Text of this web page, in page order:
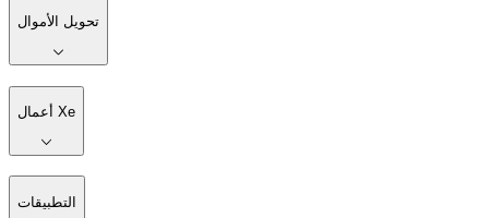
تحويل الأموال
أعمال Xe
التطبيقات